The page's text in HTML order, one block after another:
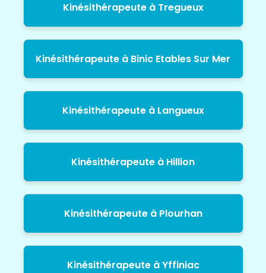
Kinésithérapeute à Tregueux
Kinésithérapeute à Binic Etables Sur Mer
Kinésithérapeute à Langueux
Kinésithérapeute à Hillion
Kinésithérapeute à Plourhan
Kinésithérapeute à Yffiniac